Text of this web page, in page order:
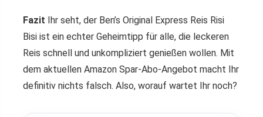
Fazit Ihr seht, der Ben’s Original Express Reis Risi
Bisi ist ein echter Geheimtipp für alle, die leckeren
Reis schnell und unkompliziert genießen wollen. Mit
dem aktuellen Amazon Spar-Abo-Angebot macht Ihr
definitiv nichts falsch. Also, worauf wartet Ihr noch?